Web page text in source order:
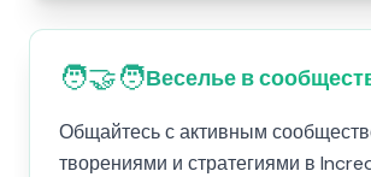
🧑‍🤝‍🧑Веселье в
Общайтесь с активным
творениями и стратегиями в